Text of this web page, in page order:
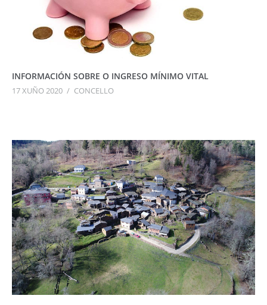
INFORMACIÓN SOBRE O INGRESO MÍNIMO VITAL
17 XUÑO 2020 / CONCELLO